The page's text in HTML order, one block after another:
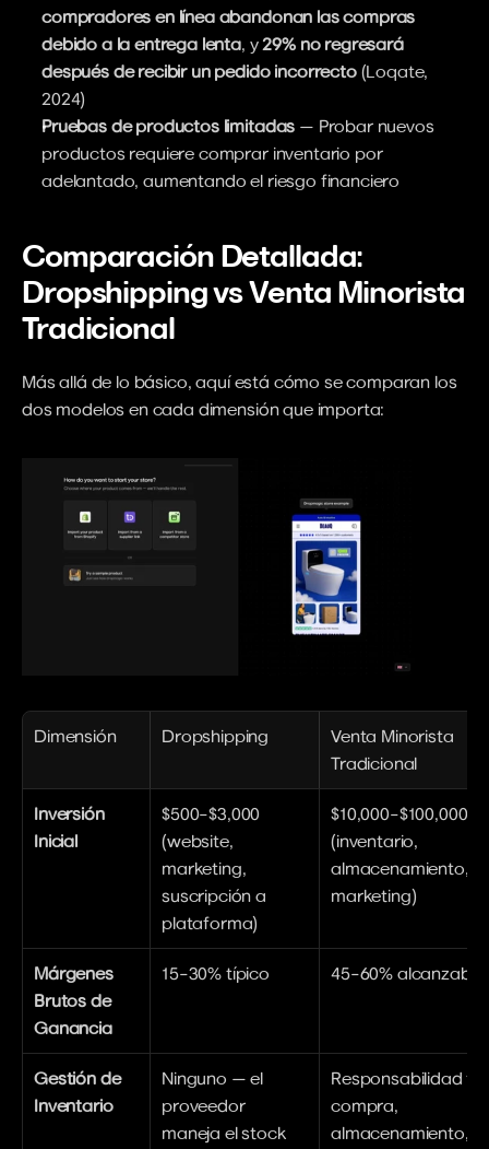
compradores en línea abandonan las compras
debido a la entrega lenta, y 29% no regresará
después de recibir un pedido incorrecto (Loqate,
2024)
Pruebas de productos limitadas — Probar nuevos
productos requiere comprar inventario por
adelantado, aumentando el riesgo financiero
Comparación Detallada:
Dropshipping vs Venta Minorista
Tradicional
Más allá de lo básico, aquí está cómo se comparan los
dos modelos en cada dimensión que importa:
Dimensión Dropshipping
Venta Minorista
Tradicional
Inversión
Inicial
$500–$3,000
(website,
marketing,
suscripción a
plataforma)
$10,000–$100,000+
(inventario,
almacenamiento,
marketing)
Márgenes
Brutos de
Ganancia
15–30% típico 45–60% alcanzable
Gestión de
Inventario
Ninguno — el
proveedor
maneja el stock
Responsabilidad
compra,
almacenamiento,